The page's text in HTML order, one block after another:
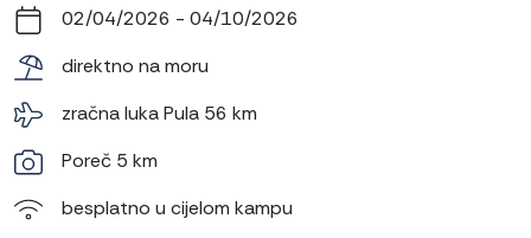
02/04/2026 - 04/10/2026
direktno na moru
zračna luka Pula 56 km
Poreč 5 km
besplatno u cijelom kampu